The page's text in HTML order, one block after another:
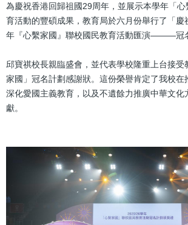
為慶祝香港回歸祖國29周年，並展示本學年「
育活動的豐碩成果，教育局於六月份舉行了「慶
年『心繫家國』聯校國民教育活動匯演———冠
邱寶祺校長親臨盛會，並代表學校隆重上台接受
家國」冠名計劃感謝狀。這份榮譽肯定了我校在
深化愛國主義教育，以及不遺餘力推廣中華文化
獻。